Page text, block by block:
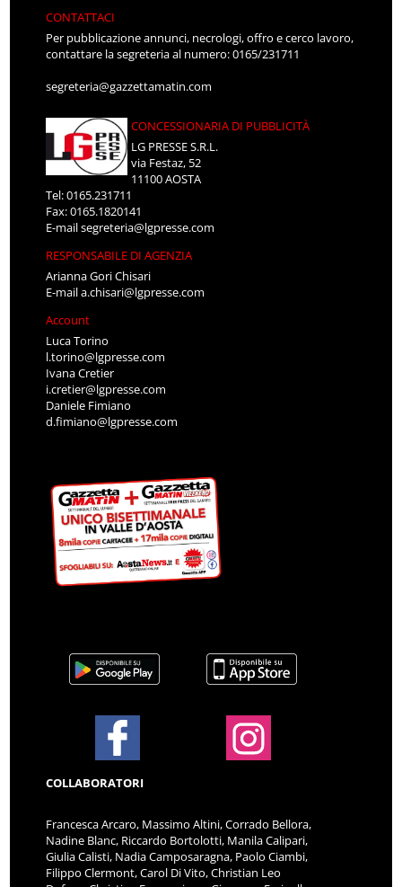
CONTATTACI
Per pubblicazione annunci, necrologi, offro e cerco lavoro,
contattare la segreteria al numero: 0165/231711
segreteria@gazzettamatin.com
CONCESSIONARIA DI PUBBLICITÀ
LG PRESSE S.R.L.
via Festaz, 52
11100 AOSTA
Tel: 0165.231711
Fax: 0165.1820141
E-mailsegreteria@lgpresse.com
RESPONSABILE DI AGENZIA
Arianna Gori Chisari
E-maila.chisari@lgpresse.com
Account
Luca Torino
l.torino@lgpresse.com
Ivana Cretier
i.cretier@lgpresse.com
Daniele Fimiano
d.fimiano@lgpresse.com
COLLABORATORI
Francesca Arcaro, Massimo Altini, Corrado Bellora,
Nadine Blanc, Riccardo Bortolotti, Manila Calipari,
Giulia Calisti, Nadia Camposaragna, Paolo Ciambi,
Filippo Clermont, Carol Di Vito, Christian Leo